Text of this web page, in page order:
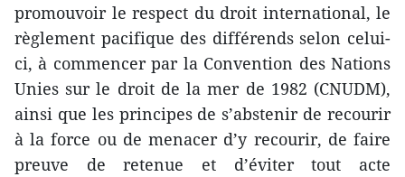
promouvoir le respect du droit international, le
règlement pacifique des différends selon celui-
ci, à commencer par la Convention des Nations
Unies sur le droit de la mer de 1982 (CNUDM),
ainsi que les principes de s’abstenir de recourir
à la force ​ou de menacer d’y recourir, de faire
preuve de retenue et d’éviter tout acte